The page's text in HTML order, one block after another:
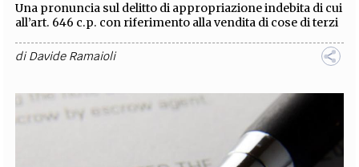
Una pronuncia sul delitto di appropriazione indebita di cui
all’art. 646 c.p. con riferimento alla vendita di cose di terzi
diDavide Ramaioli